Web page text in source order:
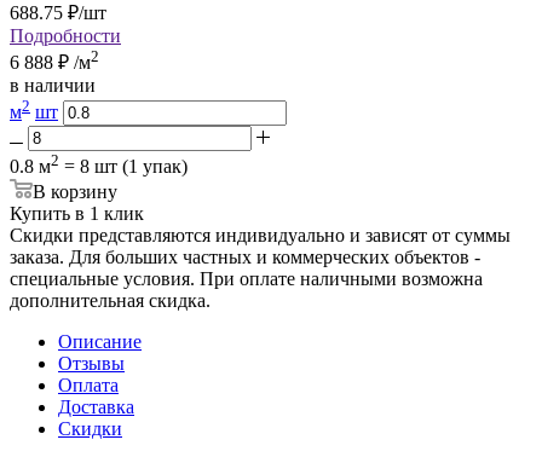
688.75 ₽/шт
Подробности
6 888 ₽ /м2
в наличии
м2 шт
0.8 м2 = 8 шт (1 упак)
В корзину
Купить в 1 клик
Скидки представляются индивидуально и зависят от суммы
заказа. Для больших частных и коммерческих объектов -
специальные условия. При оплате наличными возможна
дополнительная скидка.
Описание
Отзывы
Оплата
Доставка
Скидки